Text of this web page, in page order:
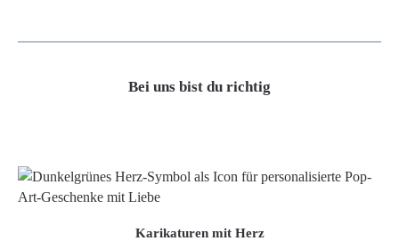
Bei uns bist du richtig
Karikaturen mit Herz